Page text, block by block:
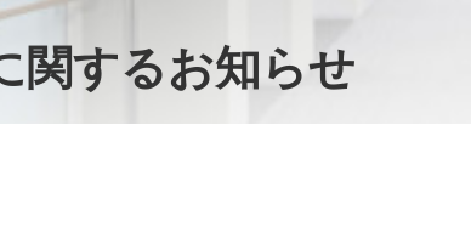
関するお知らせ